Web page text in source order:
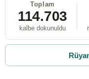
Toplam
114.703
kalbe dokunuldu